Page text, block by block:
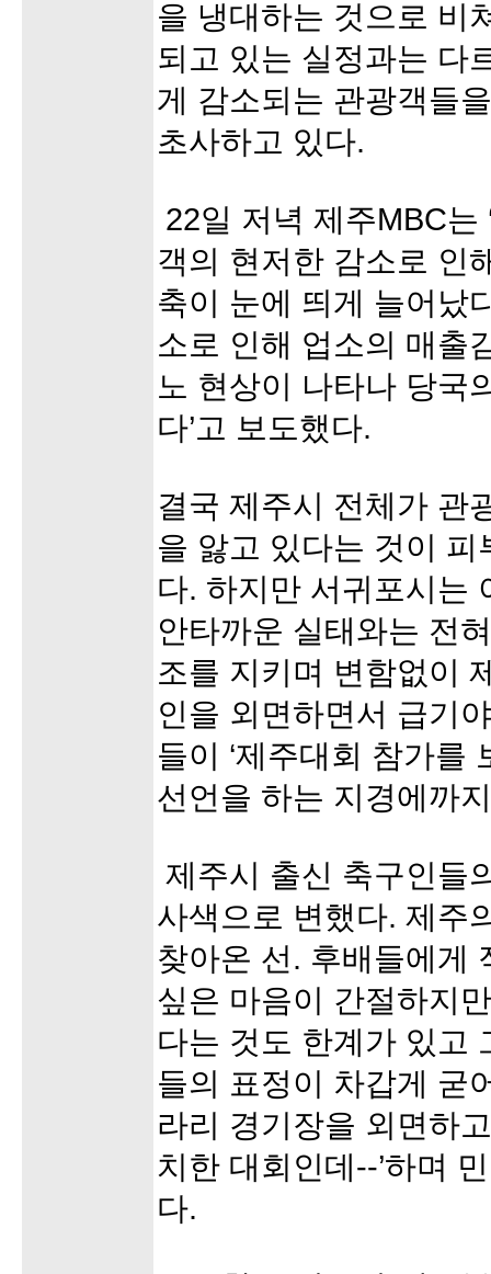
을 냉대하는 것으로 비
되고 있는 실정과는 다
게 감소되는 관광객들
초사하고 있다.
22일 저녁 제주MBC는
객의 현저한 감소로 인
축이 눈에 띄게 늘어났
소로 인해 업소의 매출
노 현상이 나타나 당국
다’고 보도했다.
결국 제주시 전체가 관
을 앓고 있다는 것이
다. 하지만 서귀포시는
안타까운 실태와는 전
조를 지키며 변함없이
인을 외면하면서 급기
들이 ‘제주대회 참가를
선언을 하는 지경에까
제주시 출신 축구인들
사색으로 변했다. 제주
찾아온 선. 후배들에게
싶은 마음이 간절하지
다는 것도 한계가 있고
들의 표정이 차갑게 굳
라리 경기장을 외면하
치한 대회인데--’하며
다.